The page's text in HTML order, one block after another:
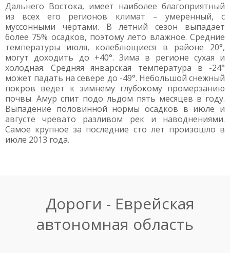
Дальнего Востока, имеет наиболее благоприятный
из всех его регионов климат – умеренный, с
муссонными чертами. В летний сезон выпадает
более 75% осадков, поэтому лето влажное. Средние
температуры июля, колеблющиеся в районе 20°,
могут доходить до +40°. Зима в регионе сухая и
холодная. Средняя январская температура в -24°
может падать на севере до -49°. Небольшой снежный
покров ведет к зимнему глубокому промерзанию
почвы. Амур спит подо льдом пять месяцев в году.
Выпадение половинной нормы осадков в июле и
августе чревато разливом рек и наводнениями.
Самое крупное за последние сто лет произошло в
июле 2013 года.
Дороги - Еврейская
автономная область